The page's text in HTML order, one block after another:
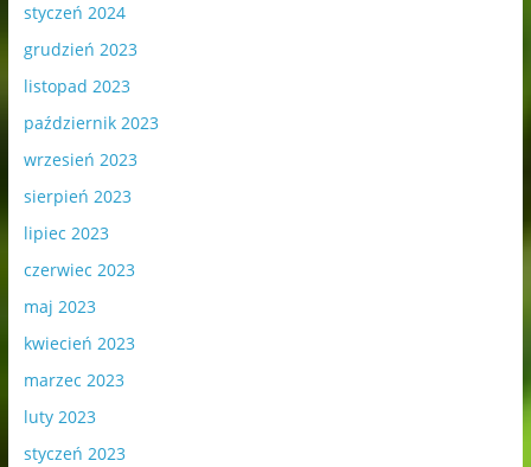
styczeń 2024
grudzień 2023
listopad 2023
październik 2023
wrzesień 2023
sierpień 2023
lipiec 2023
czerwiec 2023
maj 2023
kwiecień 2023
marzec 2023
luty 2023
styczeń 2023